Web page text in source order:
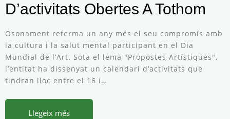
D’activitats Obertes A Tothom
Osonament referma un any més el seu compromís amb
la cultura i la salut mental participant en el Dia
Mundial de l’Art. Sota el lema "Propostes Artístiques",
l’entitat ha dissenyat un calendari d’activitats que
tindran lloc entre el 16 i…
Llegeix més